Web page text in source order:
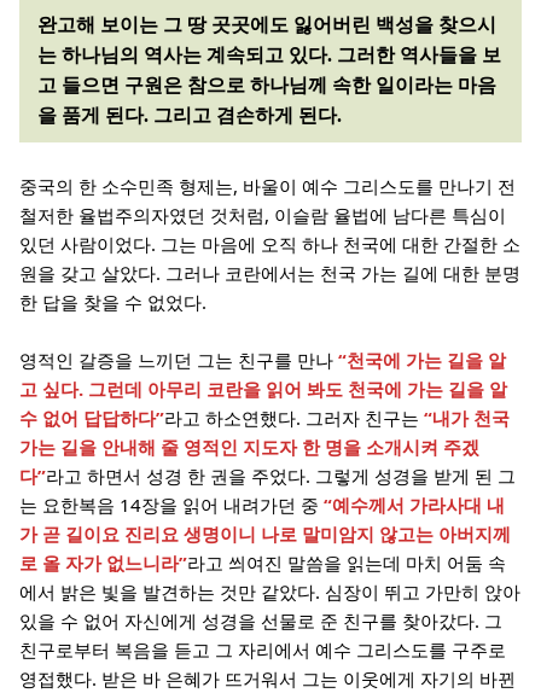
완고해 보이는 그 땅 곳곳에도 잃어버린 백성을 찾으시
는 하나님의 역사는 계속되고 있다. 그러한 역사들을 보
고 들으면 구원은 참으로 하나님께 속한 일이라는 마음
을 품게 된다. 그리고 겸손하게 된다.
중국의 한 소수민족 형제는, 바울이 예수 그리스도를 만나기 전
철저한 율법주의자였던 것처럼, 이슬람 율법에 남다른 특심이
있던 사람이었다. 그는 마음에 오직 하나 천국에 대한 간절한 소
원을 갖고 살았다. 그러나 코란에서는 천국 가는 길에 대한 분명
한 답을 찾을 수 없었다.
영적인 갈증을 느끼던 그는 친구를 만나 “천국에 가는 길을 알
고 싶다. 그런데 아무리 코란을 읽어 봐도 천국에 가는 길을 알
수 없어 답답하다”라고 하소연했다. 그러자 친구는 “내가 천국
가는 길을 안내해 줄 영적인 지도자 한 명을 소개시켜 주겠
다”라고 하면서 성경 한 권을 주었다. 그렇게 성경을 받게 된 그
는 요한복음 14장을 읽어 내려가던 중 “예수께서 가라사대 내
가 곧 길이요 진리요 생명이니 나로 말미암지 않고는 아버지께
로 올 자가 없느니라”라고 씌여진 말씀을 읽는데 마치 어둠 속
에서 밝은 빛을 발견하는 것만 같았다. 심장이 뛰고 가만히 앉아
있을 수 없어 자신에게 성경을 선물로 준 친구를 찾아갔다. 그
친구로부터 복음을 듣고 그 자리에서 예수 그리스도를 구주로
영접했다. 받은 바 은혜가 뜨거워서 그는 이웃에게 자기의 바뀐